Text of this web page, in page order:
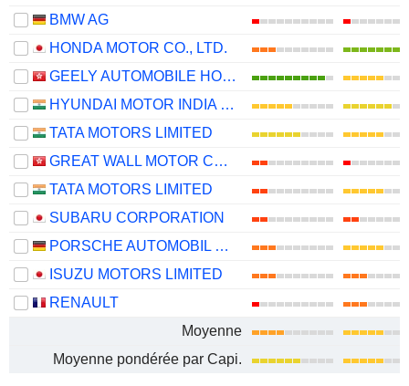
BMW AG
HONDA MOTOR CO., LTD.
GEELY AUTOMOBILE HOLDINGS LIMITED
HYUNDAI MOTOR INDIA LIMITED
TATA MOTORS LIMITED
GREAT WALL MOTOR COMPANY LIMITED
TATA MOTORS LIMITED
SUBARU CORPORATION
PORSCHE AUTOMOBIL HOLDING SE
ISUZU MOTORS LIMITED
RENAULT
Moyenne
Moyenne pondérée par Capi.